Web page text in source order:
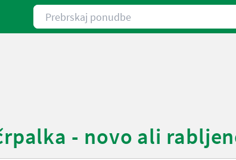
Prebrskaj ponudbe
- novo ali